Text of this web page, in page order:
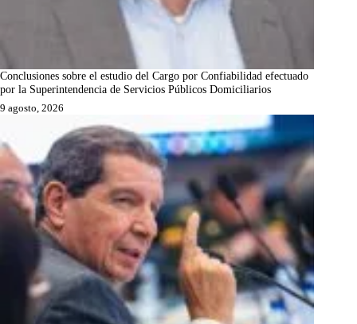
Conclusiones sobre el estudio del Cargo por Confiabilidad efectuado
por la Superintendencia de Servicios Públicos Domiciliarios
9 agosto, 2026